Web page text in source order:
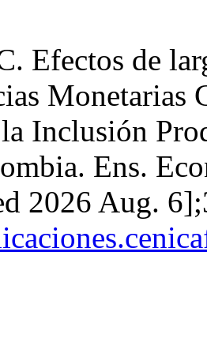
Efectos de
Monetarias
Inclusión
Ens.
2026 Aug.